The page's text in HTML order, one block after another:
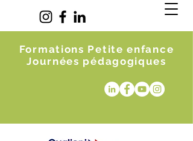
Formations Petite enfance
Journées pédagogiques